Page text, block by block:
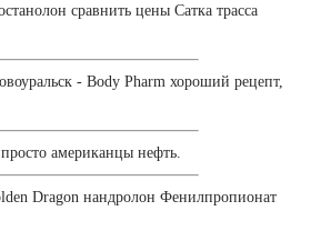
сравнить цены Сатка трасса
- Body Pharm хороший рецепт,
американцы нефть.
Dragon нандролон Фенилпропионат